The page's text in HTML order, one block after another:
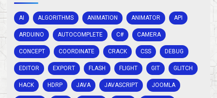
AI ALGORITHMS ANIMATION ANIMATOR API
ARDUINO AUTOCOMPLETE C# CAMERA
CONCEPT COORDINATE CRACK CSS DEBUG
EDITOR EXPORT FLASH FLIGHT GIT GLITCH
HACK HDRP JAVA JAVASCRIPT JOOMLA